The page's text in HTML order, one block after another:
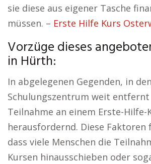
sie diese aus eigener Tasche
müssen. – Erste Hilfe Kurs
Vorzüge dieses
in Hürth:
In abgelegenen Gegenden, in
Schulungszentrum weit
Teilnahme an einem Erste-Hilfe-
herausfordernd. Diese Faktoren
dass viele Menschen die
Kursen hinausschieben oder